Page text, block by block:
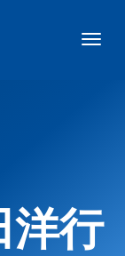
洋行